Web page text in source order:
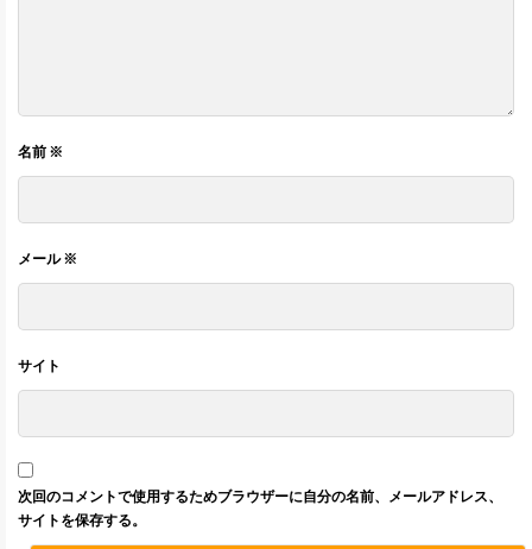
名前 ※
メール※
サイト
次回のコメントで使用するためブラウザーに自分の名前、メールアドレス、
サイトを保存する。